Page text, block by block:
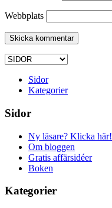
Webbplats
Sidor
Kategorier
Sidor
Ny läsare? Klicka här!
Om bloggen
Gratis affärsidéer
Boken
Kategorier